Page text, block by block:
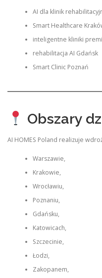
AI dla klinik
Smart Healthcare
inteligentne kliniki
rehabilitacja AI Gdańsk
Smart Clinic Poznań
Obszary
AI HOMES Poland realizuje
Warszawie,
Krakowie,
Wrocławiu,
Poznaniu,
Gdańsku,
Katowicach,
Szczecinie,
Łodzi,
Zakopanem,